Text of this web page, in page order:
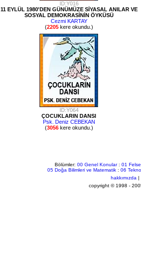
ID:Y016
11 EYLÜL 1980'DEN GÜNÜMÜZE SİYASAL ANILAR VE
SOSYAL DEMOKRASİNİN ÖYKÜSÜ
Cezmi KARTAY
(2205kere okundu.)
ID:Y064
ÇOCUKLARIN DANSI
Psk. Deniz CEBEKAN
(3056kere okundu.)
Bölümler: 00 Genel Konular: 01
05 Doğa Bilimleri ve Matematik: 06
hakkımızda |
copyright © 1998 -